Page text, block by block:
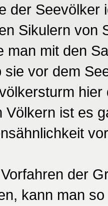
der
Sikulern von
man mit den
sie vor dem
Völkern ist es
der
kann man